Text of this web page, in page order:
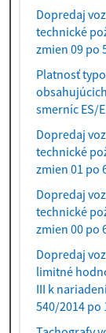
Dopredaj
technické
zmien 09 po
Platnosť
smerníc ES/
Dopredaj
technické
zmien 01 po
Dopredaj
technické
zmien 00 po
Dopredaj
limitné
III k
540/2014 po